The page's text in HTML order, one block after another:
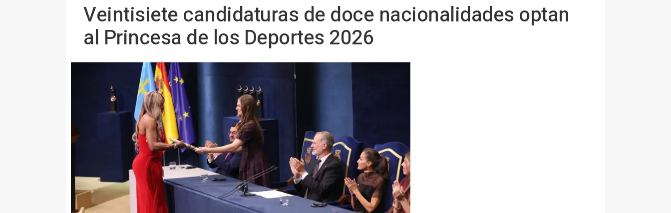
Veintisiete candidaturas de doce nacionalidades optan
al Princesa de los Deportes 2026